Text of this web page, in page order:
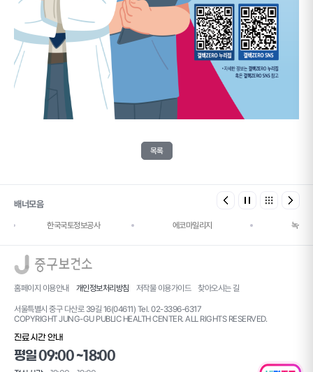
목록
배너모음
한국국토정보공사 에코마일리지 녹색건
홈페이지 이용안내 개인정보처리방침 저작물 이용가이드 찾아오시는 길
서울특별시 중구 다산로 39길 16(04611) Tel. 02-3396-6317
COPYRIGHT JUNG-GU PUBLIC HEALTH CENTER. ALL RIGHTS RESERVED.
진료시간 안내
평일 09:00 ~18:00